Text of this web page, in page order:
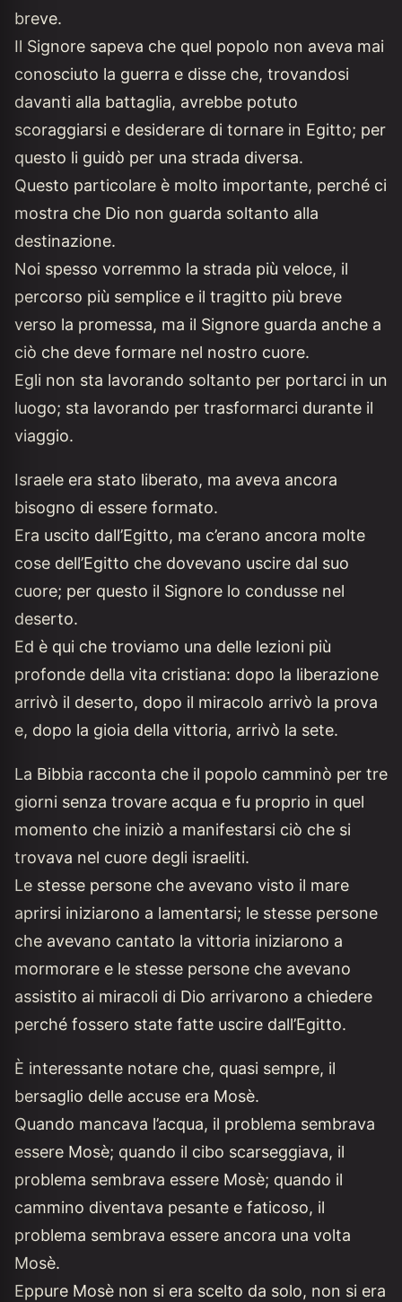
breve.
Il Signore sapeva che quel popolo non aveva mai
conosciuto la guerra e disse che, trovandosi
davanti alla battaglia, avrebbe potuto
scoraggiarsi e desiderare di tornare in Egitto; per
questo li guidò per una strada diversa.
Questo particolare è molto importante, perché ci
mostra che Dio non guarda soltanto alla
destinazione.
Noi spesso vorremmo la strada più veloce, il
percorso più semplice e il tragitto più breve
verso la promessa, ma il Signore guarda anche a
ciò che deve formare nel nostro cuore.
Egli non sta lavorando soltanto per portarci in un
luogo; sta lavorando per trasformarci durante il
viaggio.
Israele era stato liberato, ma aveva ancora
bisogno di essere formato.
Era uscito dall’Egitto, ma c’erano ancora molte
cose dell’Egitto che dovevano uscire dal suo
cuore; per questo il Signore lo condusse nel
deserto.
Ed è qui che troviamo una delle lezioni più
profonde della vita cristiana: dopo la liberazione
arrivò il deserto, dopo il miracolo arrivò la prova
e, dopo la gioia della vittoria, arrivò la sete.
La Bibbia racconta che il popolo camminò per tre
giorni senza trovare acqua e fu proprio in quel
momento che iniziò a manifestarsi ciò che si
trovava nel cuore degli israeliti.
Le stesse persone che avevano visto il mare
aprirsi iniziarono a lamentarsi; le stesse persone
che avevano cantato la vittoria iniziarono a
mormorare e le stesse persone che avevano
assistito ai miracoli di Dio arrivarono a chiedere
perché fossero state fatte uscire dall’Egitto.
È interessante notare che, quasi sempre, il
bersaglio delle accuse era Mosè.
Quando mancava l’acqua, il problema sembrava
essere Mosè; quando il cibo scarseggiava, il
problema sembrava essere Mosè; quando il
cammino diventava pesante e faticoso, il
problema sembrava essere ancora una volta
Mosè.
Eppure Mosè non si era scelto da solo, non si era